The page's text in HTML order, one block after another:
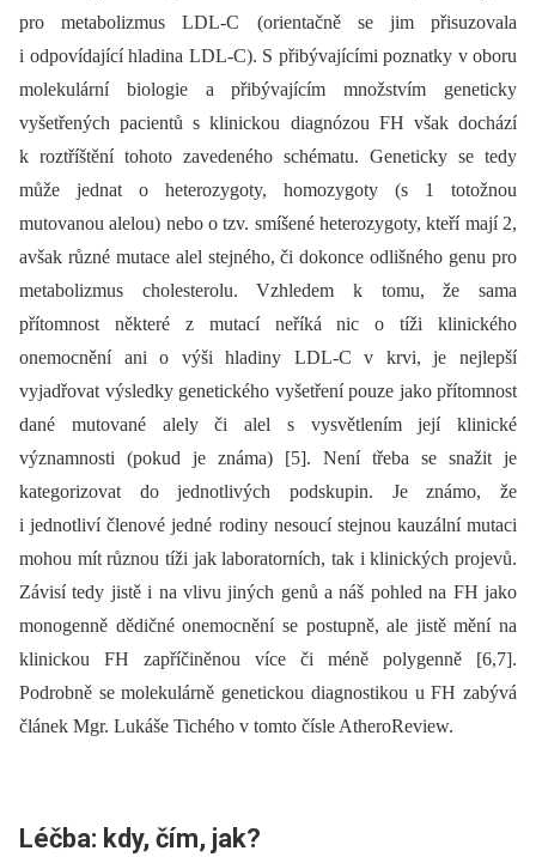
pro metabolizmus LDL-C (orientačně se jim přisuzovala
i odpovídající hladina LDL-C). S přibývajícími poznatky v oboru
molekulární biologie a přibývajícím množstvím geneticky
vyšetřených pacientů s klinickou diagnózou FH však dochází
k roztříštění tohoto zavedeného schématu. Geneticky se tedy
může jednat o heterozygoty, homozygoty (s 1 totožnou
mutovanou alelou) nebo o tzv. smíšené heterozygoty, kteří mají 2,
avšak různé mutace alel stejného, či dokonce odlišného genu pro
metabolizmus cholesterolu. Vzhledem k tomu, že sama
přítomnost některé z mutací neříká nic o tíži klinického
onemocnění ani o výši hladiny LDL-C v krvi, je nejlepší
vyjadřovat výsledky genetického vyšetření pouze jako přítomnost
dané mutované alely či alel s vysvětlením její klinické
významnosti (pokud je známa) [5]. Není třeba se snažit je
kategorizovat do jednotlivých podskupin. Je známo, že
i jednotliví členové jedné rodiny nesoucí stejnou kauzální mutaci
mohou mít různou tíži jak laboratorních, tak i klinických projevů.
Závisí tedy jistě i na vlivu jiných genů a náš pohled na FH jako
monogenně dědičné onemocnění se postupně, ale jistě mění na
klinickou FH zapříčiněnou více či méně polygenně [6,7].
Podrobně se molekulárně genetickou diagnostikou u FH zabývá
článek Mgr. Lukáše Tichého v tomto čísle AtheroReview.
Léčba: kdy, čím, jak?